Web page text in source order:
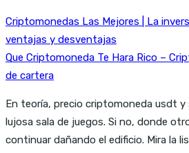
Criptomonedas Las Mejores | La
ventajas y desventajas
Que Criptomoneda Te Hara Rico –
de cartera
En teoría, precio criptomoneda usdt
lujosa sala de juegos. Si no, donde
continuar dañando el edificio. Mira la